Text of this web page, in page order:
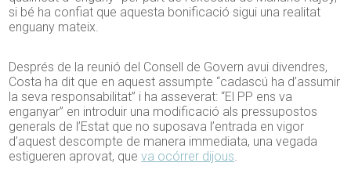
si bé ha confiat que aquesta bonificació sigui una realitat
enguany mateix.
Després de la reunió del Consell de Govern avui divendres,
Costa ha dit que en aquest assumpte “cadascú ha d’assumir
la seva responsabilitat” i ha asseverat: “El PP ens va
enganyar” en introduir una modificació als pressupostos
generals de l’Estat que no suposava l’entrada en vigor
d’aquest descompte de manera immediata, una vegada
estigueren aprovat, queva ocórrer dijous.